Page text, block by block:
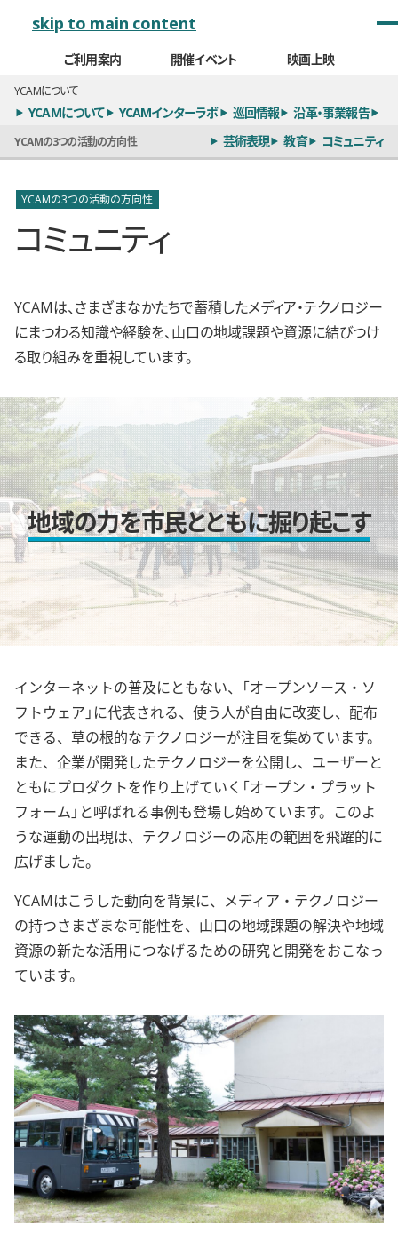
skip to main content
ご利用案内 開催イベント 映画上映
YCAMについて
YCAMについて YCAMインターラボ 巡回情報 沿革・事業報告
YCAMの3つの活動の方向性 芸術表現 教育 コミュニティ
YCAMの3つの活動の方向性
コミュニティ
YCAMは、さまざまなかたちで蓄積したメディア・テクノロジー
にまつわる知識や経験を、山口の地域課題や資源に結びつけ
る取り組みを重視しています。
地域の力を市民とともに掘り起こす
インターネットの普及にともない、「オープンソース・ソ
フトウェア」に代表される、使う人が自由に改変し、配布
できる、草の根的なテクノロジーが注目を集めています。
また、企業が開発したテクノロジーを公開し、ユーザーと
ともにプロダクトを作り上げていく「オープン・プラット
フォーム」と呼ばれる事例も登場し始めています。このよ
うな運動の出現は、テクノロジーの応用の範囲を飛躍的に
広げました。
YCAMはこうした動向を背景に、メディア・テクノロジー
の持つさまざまな可能性を、山口の地域課題の解決や地域
資源の新たな活用につなげるための研究と開発をおこなっ
ています。